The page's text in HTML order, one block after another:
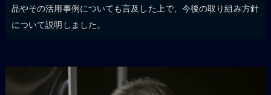
品やその活用事例についても言及した上で、今後の取り組み方針
について説明しました。